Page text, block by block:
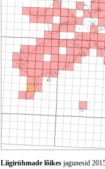
Liigirühmade lõikesjagunesid